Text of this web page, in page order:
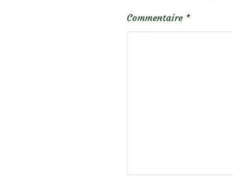
Commentaire *